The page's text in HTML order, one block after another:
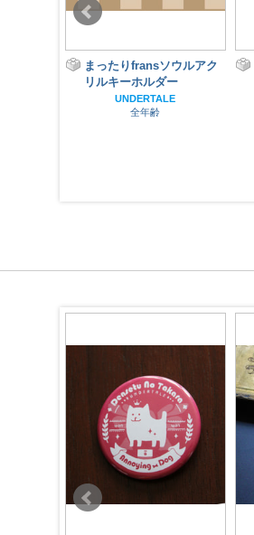
まったりfransソウルアク
リルキーホルダー
UNDERTALE
全年齢